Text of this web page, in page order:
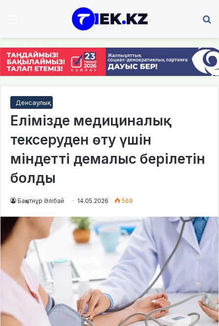
Денсаулық
Елімізде медициналық
тексеруден өту үшін
міндетті демалыс берілетін
болды
Бақытнұр Әлібай 14.05.2026 569